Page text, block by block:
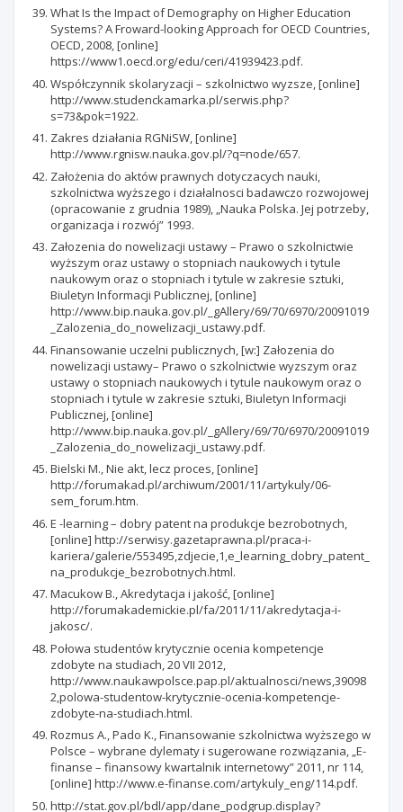
What Is the Impact of Demography on Higher Education
Systems? A Froward-looking Approach for OECD Countries,
OECD, 2008, [online]
https://www1.oecd.org/edu/ceri/41939423.pdf.
Współczynnik skolaryzacji – szkolnictwo wyzsze, [online]
http://www.studenckamarka.pl/serwis.php?
s=73&pok=1922.
Zakres działania RGNiSW, [online]
http://www.rgnisw.nauka.gov.pl/?q=node/657.
Założenia do aktów prawnych dotyczacych nauki,
szkolnictwa wyższego i działalnosci badawczo rozwojowej
(opracowanie z grudnia 1989), „Nauka Polska. Jej potrzeby,
organizacja i rozwój” 1993.
Załozenia do nowelizacji ustawy – Prawo o szkolnictwie
wyższym oraz ustawy o stopniach naukowych i tytule
naukowym oraz o stopniach i tytule w zakresie sztuki,
Biuletyn Informacji Publicznej, [online]
http://www.bip.nauka.gov.pl/_gAllery/69/70/6970/20091019
_Zalozenia_do_nowelizacji_ustawy.pdf.
Finansowanie uczelni publicznych, [w:] Załozenia do
nowelizacji ustawy– Prawo o szkolnictwie wyzszym oraz
ustawy o stopniach naukowych i tytule naukowym oraz o
stopniach i tytule w zakresie sztuki, Biuletyn Informacji
Publicznej, [online]
http://www.bip.nauka.gov.pl/_gAllery/69/70/6970/20091019
_Zalozenia_do_nowelizacji_ustawy.pdf.
Bielski M., Nie akt, lecz proces, [online]
http://forumakad.pl/archiwum/2001/11/artykuly/06-
sem_forum.htm.
E -learning – dobry patent na produkcje bezrobotnych,
[online] http://serwisy.gazetaprawna.pl/praca-i-
kariera/galerie/553495,zdjecie,1,e_learning_dobry_patent_
na_produkcje_bezrobotnych.html.
Macukow B., Akredytacja i jakość, [online]
http://forumakademickie.pl/fa/2011/11/akredytacja-i-
jakosc/.
Połowa studentów krytycznie ocenia kompetencje
zdobyte na studiach, 20 VII 2012,
http://www.naukawpolsce.pap.pl/aktualnosci/news,39098
2,polowa-studentow-krytycznie-ocenia-kompetencje-
zdobyte-na-studiach.html.
Rozmus A., Pado K., Finansowanie szkolnictwa wyższego w
Polsce – wybrane dylematy i sugerowane rozwiązania, „E-
finanse – finansowy kwartalnik internetowy” 2011, nr 114,
[online] http://www.e-finanse.com/artykuly_eng/114.pdf.
http://stat.gov.pl/bdl/app/dane_podgrup.display?